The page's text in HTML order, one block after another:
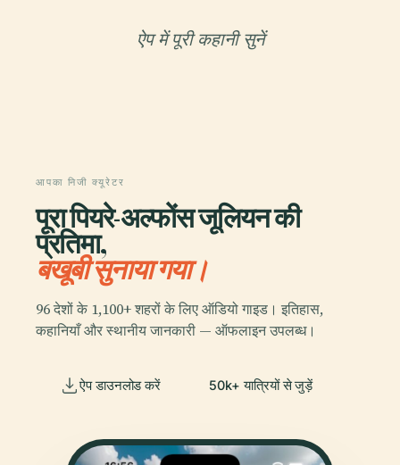
ऐप में पूरी कहानी सुनें
आपका निजी क्यूरेटर
पूरा पियरे-अल्फोंस जूलियन की
प्रतिमा,
बखूबी सुनाया गया।
96 देशों के 1,100+ शहरों के लिए ऑडियो गाइड। इतिहास,
कहानियाँ और स्थानीय जानकारी — ऑफलाइन उपलब्ध।
ऐप डाउनलोड करें 50k+ यात्रियों से जुड़ें